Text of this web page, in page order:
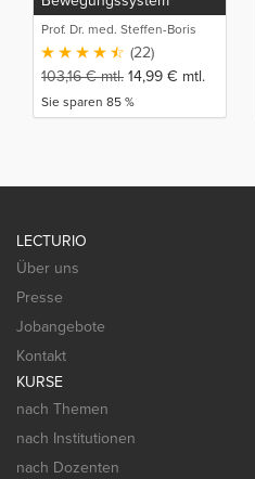
(Detailwissen)
Prof. Dr. med. Steffen-Boris
Wirth (1)
(22)
103,16€mtl. 14,99 € mtl.
Sie sparen 85 %
LECTURIO
Über uns
Presse
Jobangebote
Kontakt
KURSE
nach Themen
nach Institutionen
nach Dozenten